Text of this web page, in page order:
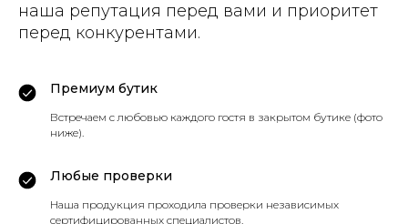
наша репутация перед вами и приоритет
перед конкурентами.
Премиум бутик
Встречаем с любовью каждого гостя в закрытом бутике (фото
ниже).
Любые проверки
Наша продукция проходила проверки независимых
сертифицированных специалистов.